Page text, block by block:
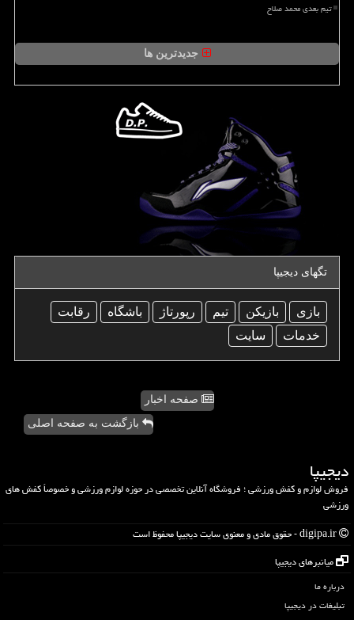
تیم بعدی محمد صلاح
جدیدترین ها
تگهای دیجیپا
بازی بازیكن تیم رپورتاژ باشگاه
رقابت
خدمات
سایت
صفحه اخبار
بازگشت به صفحه اصلی
دیجیپا
فروش لوازم و کفش ورزشی ؛ فروشگاه آنلاین تخصصی در حوزه لوازم ورزشی و خصوصاً کفش های
ورزشی
میانبرهای دیجیپا
درباره ما
تبلیغات در دیجیپا